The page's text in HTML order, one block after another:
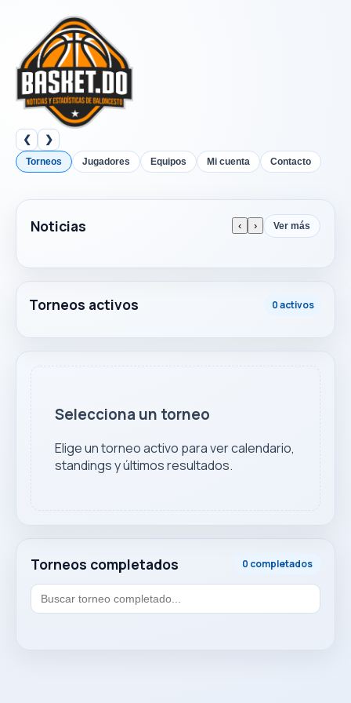
❮ ❯
Torneos Jugadores Equipos Mi cuenta Contacto
Noticias ‹ › Ver más
Torneos activos 0 activos
Torneos completados 0 completados
Selecciona un torneo
Elige un torneo activo para ver calendario,
standings y últimos resultados.